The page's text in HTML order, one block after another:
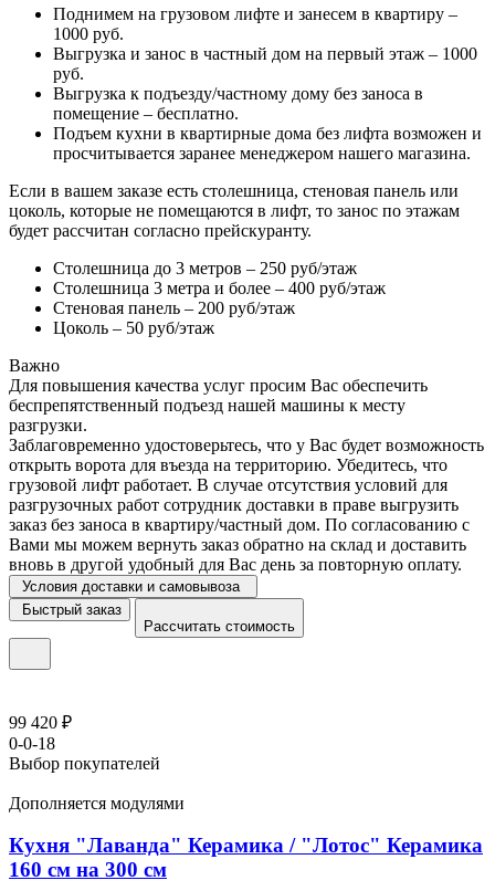
Поднимем на грузовом лифте и занесем в квартиру –
1000 руб.
Выгрузка и занос в частный дом на первый этаж – 1000
руб.
Выгрузка к подъезду/частному дому без заноса в
помещение – бесплатно.
Подъем кухни в квартирные дома без лифта возможен и
просчитывается заранее менеджером нашего магазина.
Если в вашем заказе есть столешница, стеновая панель или
цоколь, которые не помещаются в лифт, то занос по этажам
будет рассчитан согласно прейскуранту.
Столешница до 3 метров – 250 руб/этаж
Столешница 3 метра и более – 400 руб/этаж
Стеновая панель – 200 руб/этаж
Цоколь – 50 руб/этаж
Важно
Для повышения качества услуг просим Вас обеспечить
беспрепятственный подъезд нашей машины к месту
разгрузки.
Заблаговременно удостоверьтесь, что у Вас будет возможность
открыть ворота для въезда на территорию. Убедитесь, что
грузовой лифт работает. В случае отсутствия условий для
разгрузочных работ сотрудник доставки в праве выгрузить
заказ без заноса в квартиру/частный дом. По согласованию с
Вами мы можем вернуть заказ обратно на склад и доставить
вновь в другой удобный для Вас день за повторную оплату.
Условия доставки и самовывоза
Быстрый заказ
Рассчитать стоимость
99 420 ₽
0-0-18
Выбор покупателей
Дополняется модулями
Кухня "Лаванда" Керамика / "Лотос" Керамика
160 см на 300 см